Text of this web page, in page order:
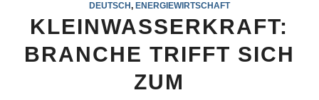
DEUTSCH, ENERGIEWIRTSCHAFT
KLEINWASSERKRAFT:
BRANCHE TRIFFT SICH
ZUM